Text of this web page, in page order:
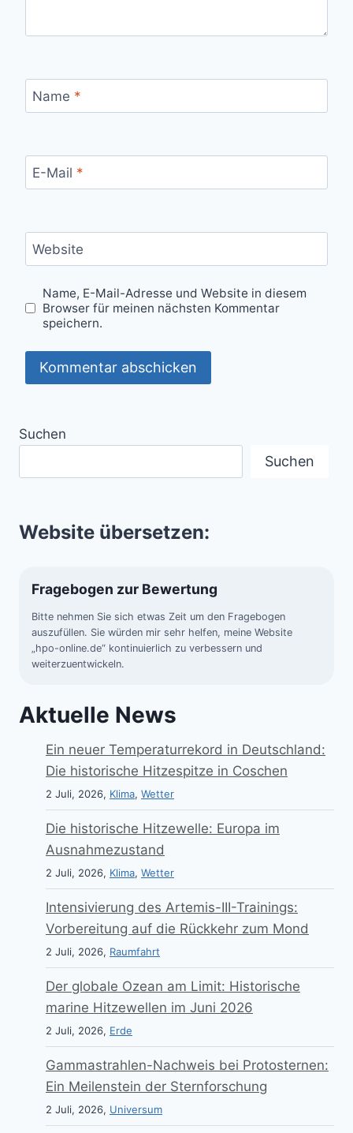
Name *
E-Mail *
Website
Name, E-Mail-Adresse und Website in diesem
Browser für meinen nächsten Kommentar
speichern.
Suchen
Suchen
Website übersetzen:
Fragebogen zur Bewertung
Bitte nehmen Sie sich etwas Zeit um den Fragebogen
auszufüllen. Sie würden mir sehr helfen, meine Website
„hpo-online.de“ kontinuierlich zu verbessern und
weiterzuentwickeln.
Aktuelle News
Ein neuer Temperaturrekord in Deutschland:
Die historische Hitzespitze in Coschen
2 Juli, 2026, Klima, Wetter
Die historische Hitzewelle: Europa im
Ausnahmezustand
2 Juli, 2026, Klima, Wetter
Intensivierung des Artemis-III-Trainings:
Vorbereitung auf die Rückkehr zum Mond
2 Juli, 2026, Raumfahrt
Der globale Ozean am Limit: Historische
marine Hitzewellen im Juni 2026
2 Juli, 2026, Erde
Gammastrahlen-Nachweis bei Protosternen:
Ein Meilenstein der Sternforschung
2 Juli, 2026, Universum